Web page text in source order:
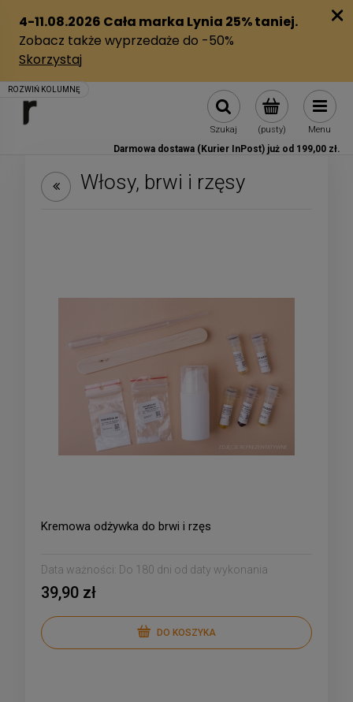
(pusty)
Szukaj Menu
Darmowa dostawa (Kurier InPost) już od 199,00 zł.
Włosy, brwi i rzęsy
Kremowa odżywka do brwi i rzęs
Data ważności: Do 180 dni od daty wykonania
39,90 zł
DO KOSZYKA